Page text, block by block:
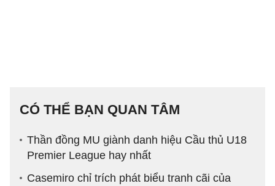
CÓ THỂ BẠN QUAN TÂM
Thần đồng MU giành danh hiệu Cầu thủ U18
Premier League hay nhất
Casemiro chỉ trích phát biểu tranh cãi của